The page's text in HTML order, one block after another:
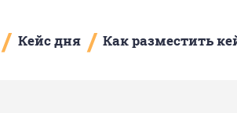
/ Кейс дня / Как разместить